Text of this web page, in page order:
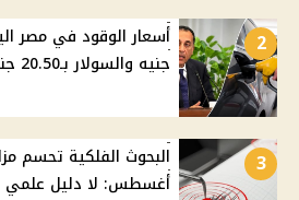
2
جنيه والسولار بـ20.50 جنيه
3
أغسطس: لا دليل علمي